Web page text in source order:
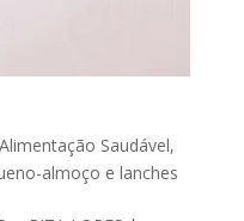
Alimentação Saudável,
almoço e lanches